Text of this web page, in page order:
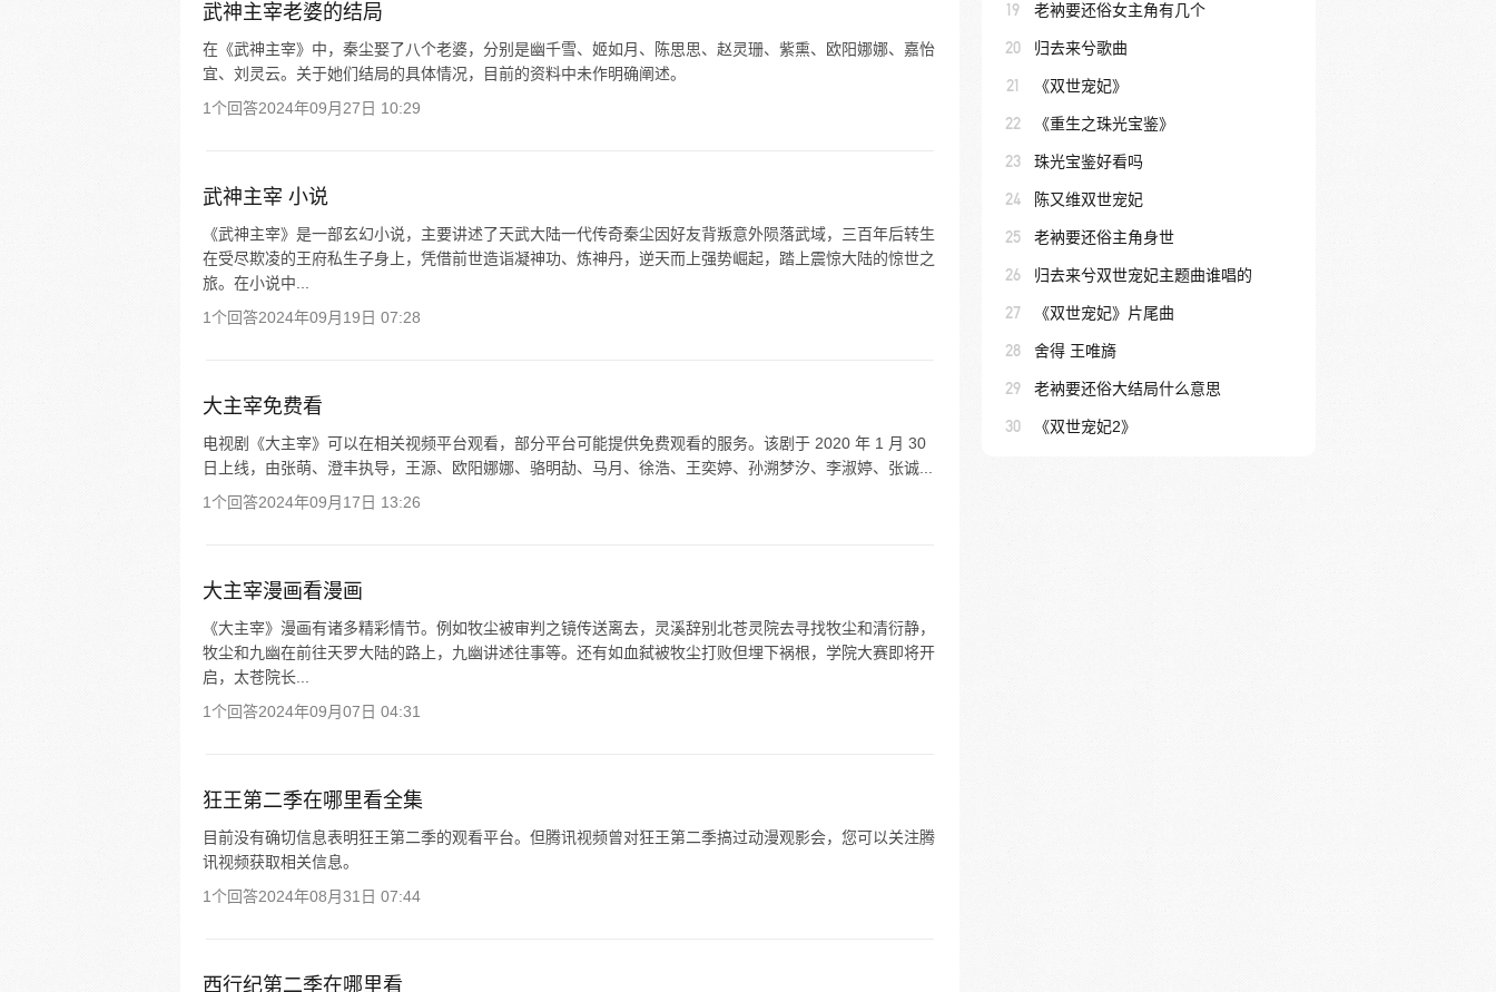
武神主宰老婆的结局
在《武神主宰》中，秦尘娶了八个老婆，分别是幽千雪、姬如月、陈思思、赵灵珊、紫熏、欧阳娜娜、嘉怡
宜、刘灵云。关于她们结局的具体情况，目前的资料中未作明确阐述。
1个回答2024年09月27日 10:29
武神主宰 小说
《武神主宰》是一部玄幻小说，主要讲述了天武大陆一代传奇秦尘因好友背叛意外陨落武域，三百年后转生
在受尽欺凌的王府私生子身上，凭借前世造诣凝神功、炼神丹，逆天而上强势崛起，踏上震惊大陆的惊世之
旅。在小说中...
1个回答2024年09月19日 07:28
大主宰免费看
电视剧《大主宰》可以在相关视频平台观看，部分平台可能提供免费观看的服务。该剧于 2020 年 1 月 30
日上线，由张萌、澄丰执导，王源、欧阳娜娜、骆明劼、马月、徐浩、王奕婷、孙溯梦汐、李淑婷、张诚...
1个回答2024年09月17日 13:26
大主宰漫画看漫画
《大主宰》漫画有诸多精彩情节。例如牧尘被审判之镜传送离去，灵溪辞别北苍灵院去寻找牧尘和清衍静，
牧尘和九幽在前往天罗大陆的路上，九幽讲述往事等。还有如血弑被牧尘打败但埋下祸根，学院大赛即将开
启，太苍院长...
1个回答2024年09月07日 04:31
狂王第二季在哪里看全集
目前没有确切信息表明狂王第二季的观看平台。但腾讯视频曾对狂王第二季搞过动漫观影会，您可以关注腾
讯视频获取相关信息。
1个回答2024年08月31日 07:44
西行纪第二季在哪里看
19 老衲要还俗女主角有几个
20 归去来兮歌曲
21 《双世宠妃》
22 《重生之珠光宝鉴》
23 珠光宝鉴好看吗
24 陈又维双世宠妃
25 老衲要还俗主角身世
26 归去来兮双世宠妃主题曲谁唱的
27 《双世宠妃》片尾曲
28 舍得 王唯旖
29 老衲要还俗大结局什么意思
30 《双世宠妃2》